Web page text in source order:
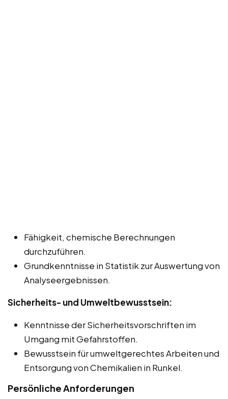
Fähigkeit, chemische Berechnungen
durchzuführen.
Grundkenntnisse in Statistik zur Auswertung von
Analyseergebnissen.
Sicherheits- und Umweltbewusstsein:
Kenntnisse der Sicherheitsvorschriften im
Umgang mit Gefahrstoffen.
Bewusstsein für umweltgerechtes Arbeiten und
Entsorgung von Chemikalien in Runkel.
Persönliche Anforderungen